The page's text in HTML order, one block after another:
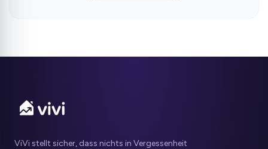
ViVi stellt sicher, dass nichts in Vergessenheit